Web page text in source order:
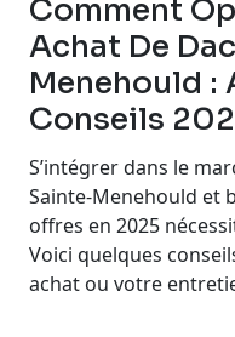
Comment
Achat De
Menehould :
Conseils
S’intégrer dans le
Sainte-Menehould et
offres en 2025
Voici quelques
achat ou votre